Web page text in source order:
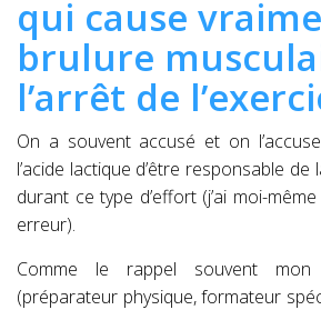
qui cause
brulure
l’arrêt de
On a souvent accusé et on
l’acide lactique d’être responsable
durant ce type d’effort (j’ai moi-
erreur).
Comme le rappel souvent
(préparateur physique, formateur